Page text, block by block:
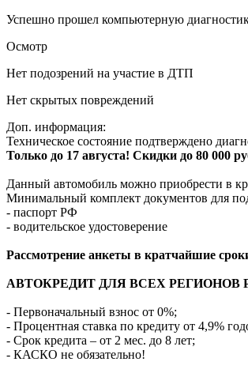
Успешно прошел компьютерную
Осмотр
Нет подозрений на участие в ДТП
Нет скрытых повреждений
Доп. информация:
Техническое состояние подтверждено
Только до 17 августа! Скидки до 80 000
Данный автомобиль можно приобрести в
Минимальный комплект документов для
- паспорт РФ
- водительское удостоверение
Рассмотрение анкеты в кратчайшие
АВТОКРЕДИТ ДЛЯ ВСЕХ РЕГИОНОВ
- Первоначальный взнос от 0%;
- Процентная ставка по кредиту от 4,9%
- Срок кредита – от 2 мес. до 8 лет;
- КАСКО не обязательно!